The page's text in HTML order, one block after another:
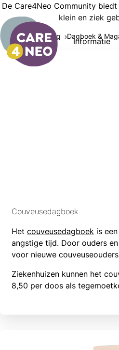
Informatie
De Care4Neo Community
klein en ziek
Ondersteuning Dagboek &
Couveusedagboek
Het couveusedagboek is
angstige tijd. Door ouders
voor nieuwe
Ziekenhuizen kunnen het
8,50 per doos als